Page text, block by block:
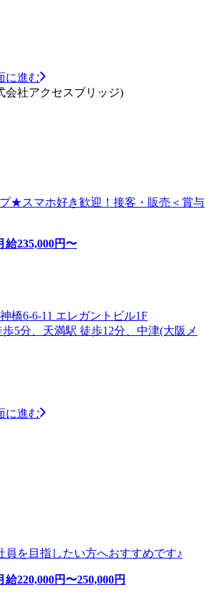
に進む
会社アクセスブリッジ)
★スマホ好き歓迎！接客・販売＜賞与
給235,000円〜
橋6-6-11 エレガントビル1F
5分、天満駅 徒歩12分、中津(大阪メ
に進む
員を目指したい方へおすすめです♪
給220,000円〜250,000円